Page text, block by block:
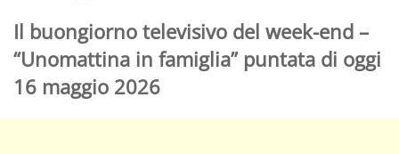
Il buongiorno televisivo del week-end –
“Unomattina in famiglia” puntata di oggi
16 maggio 2026